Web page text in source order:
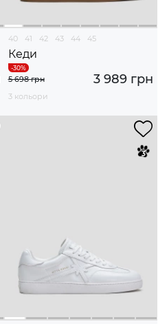
40 41 42 43 44 45
Кеди
3 989 грн
5 698 грн
3 кольори